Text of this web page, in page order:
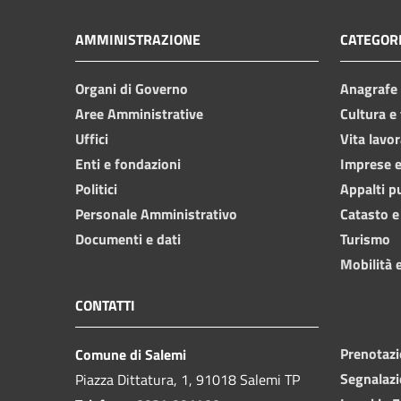
AMMINISTRAZIONE
Organi di Governo
Aree Amministrative
Uffici
Enti e fondazioni
Politici
Personale Amministrativo
Documenti e dati
Cultura
Vita
Imprese
Appalti
Catasto
Turismo
Mobilità
CONTATTI
Comune di Salemi
Piazza Dittatura, 1, 91018 Salemi TP